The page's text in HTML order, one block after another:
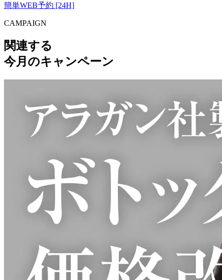
簡単WEB予約 [24H]
CAMPAIGN
関連する
今月のキャンペーン